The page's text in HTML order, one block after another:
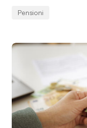
Pensioni